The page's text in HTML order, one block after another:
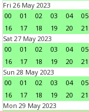
Fri 26 May 2023
00
01 02 03 04 05
16
17 18 19 20 21
Sat 27 May 2023
00
01 02 03 04 05
16
17 18 19 20 21
Sun 28 May 2023
00
01 02 03 04 05
16
17 18 19 20 21
Mon 29 May 2023